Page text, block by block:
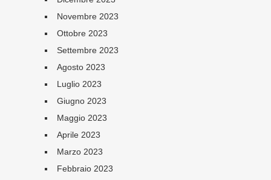
Novembre 2023
Ottobre 2023
Settembre 2023
Agosto 2023
Luglio 2023
Giugno 2023
Maggio 2023
Aprile 2023
Marzo 2023
Febbraio 2023